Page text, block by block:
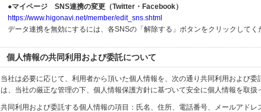
●マイページ SNS連携の変更（Twitter・Facebook）
https://www.higonavi.net/member/edit_sns.shtml
データ連携を無効にするには、各SNSの「解除する」ボタンをクリックしてく
個人情報の共同利用および委託について
当社は必要に応じて、利用者から頂いた個人情報を、次の通り共同利用および
は、当社の厳正な管理の下、個人情報保護方針に基づいて安全に個人情報を取扱
共同利用および委託する個人情報の項目：氏名、住所、電話番号、メールアドレ